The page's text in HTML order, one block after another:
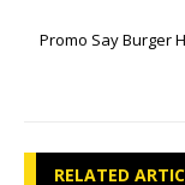
Promo Say Burger
RELATED